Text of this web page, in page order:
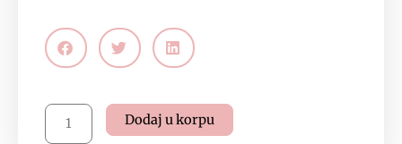
Dnevna
krema
Dodaj u korpu